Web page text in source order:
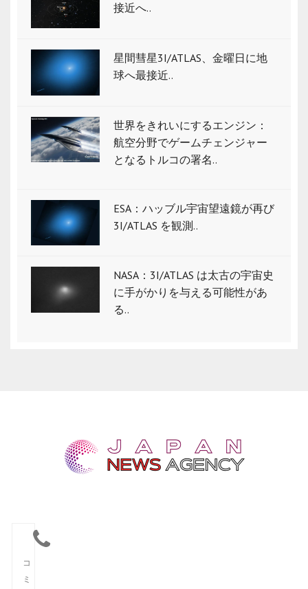
接近へ..
星間彗星3I/ATLAS、金曜日に地
球へ最接近..
世界をきれいにするエンジン：
航空分野でゲームチェンジャー
となるトルコの署名..
ESA：ハッブル宇宙望遠鏡が再び
3I/ATLAS を観測..
NASA：3I/ATLAS は太古の宇宙史
に手がかりを与える可能性があ
る..
コ
ミ